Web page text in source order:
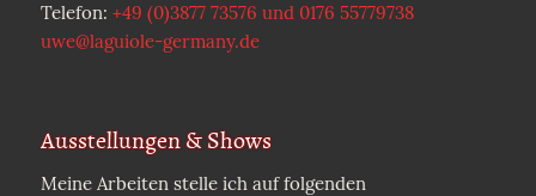
Telefon: +49 (0)3877 73576 und 0176 55779738
uwe@laguiole-germany.de
Ausstellungen & Shows
Meine Arbeiten stelle ich auf folgenden